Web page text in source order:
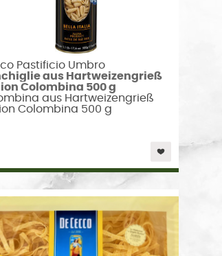
Pastificio Umbro
aus Hartweizengrieß
Colombina 500 g
aus Hartweizengrieß
Colombina 500 g